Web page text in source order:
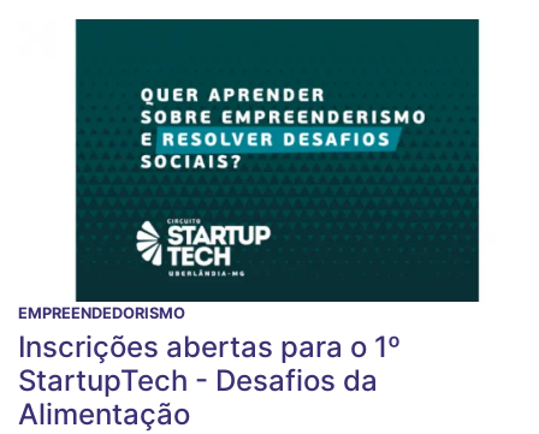
EMPREENDEDORISMO
Inscrições abertas para o 1º
StartupTech - Desafios da
Alimentação